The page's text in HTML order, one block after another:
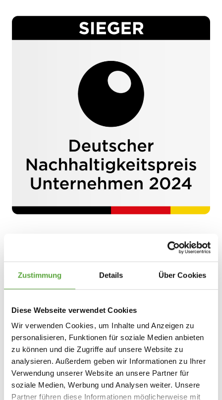
Zustimmung Details Über Cookies
Diese Webseite verwendet Cookies
Wir verwenden Cookies, um Inhalte und Anzeigen zu
personalisieren, Funktionen für soziale Medien anbieten
zu können und die Zugriffe auf unsere Website zu
analysieren. Außerdem geben wir Informationen zu Ihrer
Verwendung unserer Website an unsere Partner für
soziale Medien, Werbung und Analysen weiter. Unsere
Partner führen diese Informationen möglicherweise mit
Das Siegel zeichnet die DAW SE für mehr als ein
Jahrzehnt überzeugender Nachhaltigkeitsarbeit
aus.
2024
Gewinner „Deutscher Nachhaltigkeitspreis“
80 %
Gruppenweit ca. 80% Grünstrom in den
Produktionswerken